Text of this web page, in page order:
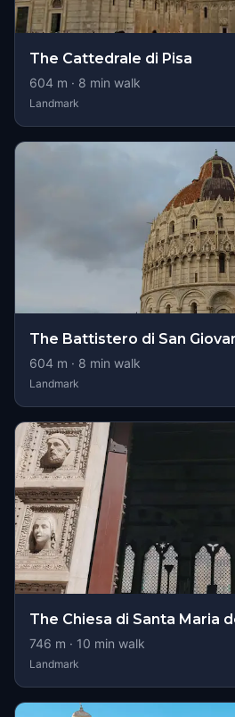
The Cattedrale di Pisa
604 m · 8 min walk
Landmark
The Battistero di San
604 m · 8 min walk
Landmark
The Chiesa di Santa Maria
746 m · 10 min walk
Landmark